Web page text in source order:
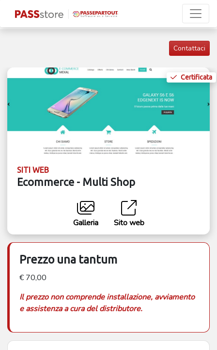
Contattaci
Certificata
SITI WEB
Ecommerce - Multi Shop
Galleria Sito web
Prezzo una tantum
€ 70,00
Il prezzo non comprende installazione, avviamento
e assistenza a cura del distributore.